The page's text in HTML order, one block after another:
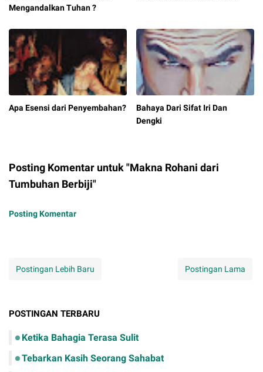
Mengandalkan Tuhan ?
Apa Esensi dari Penyembahan?
Bahaya Dari Sifat Iri Dan
Dengki
Posting Komentar untuk "Makna Rohani dari
Tumbuhan Berbiji"
Posting Komentar
Postingan Lebih Baru Postingan Lama
POSTINGAN TERBARU
Ketika Bahagia Terasa Sulit
Tebarkan Kasih Seorang Sahabat